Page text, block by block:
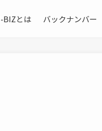
BIZとは バックナンバー